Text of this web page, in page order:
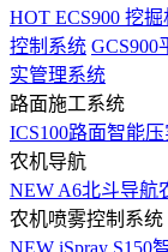
HOT ECS900 挖
控制系统 GCS900
实管理系统
路面施工系统
ICS100路面智能
农机导航
NEW A6北斗导航
农机喷雾控制系统
NEW iSpray S150